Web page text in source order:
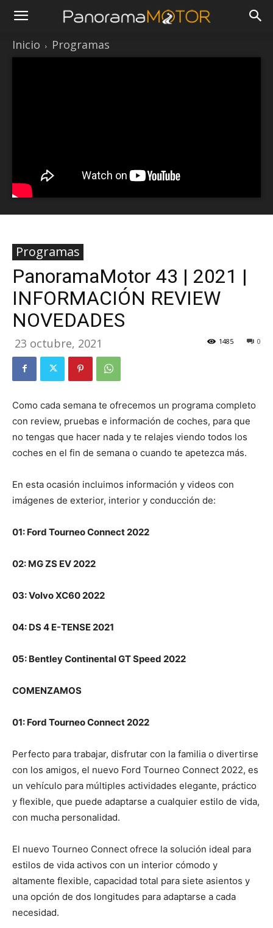
Inicio Programas
Programas
PanoramaMotor 43 | 2021 |
INFORMACIÓN REVIEW
NOVEDADES
23 octubre, 2021 0
1485
Como cada semana te ofrecemos un programa completo
con review, pruebas e información de coches, para que
no tengas que hacer nada y te relajes viendo todos los
coches en el fin de semana o cuando te apetezca más.
En esta ocasión incluimos información y videos con
imágenes de exterior, interior y conducción de:
01: Ford Tourneo Connect 2022
02: MG ZS EV 2022
03: Volvo XC60 2022
04: DS 4 E-TENSE 2021
05: Bentley Continental GT Speed 2022
COMENZAMOS
01: Ford Tourneo Connect 2022
Perfecto para trabajar, disfrutar con la familia o divertirse
con los amigos, el nuevo Ford Tourneo Connect 2022, es
un vehículo para múltiples actividades elegante, práctico
y flexible, que puede adaptarse a cualquier estilo de vida,
con mucha personalidad.
El nuevo Tourneo Connect ofrece la solución ideal para
estilos de vida activos con un interior cómodo y
altamente flexible, capacidad total para siete asientos y
una opción de dos longitudes para adaptarse a cada
necesidad.